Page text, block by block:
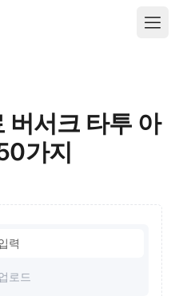
버서크 타투 아
가지
력
로드